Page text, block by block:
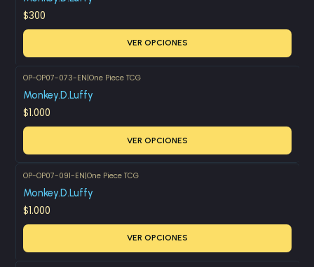
$300
VER OPCIONES
OP-OP07-073-EN|One Piece TCG
Monkey.D.Luffy
$1.000
VER OPCIONES
OP-OP07-091-EN|One Piece TCG
Monkey.D.Luffy
$1.000
VER OPCIONES